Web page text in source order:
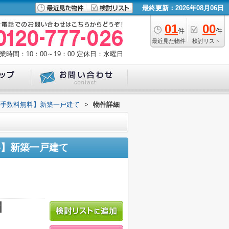
最終更新：2026年08月06日
01件
最近見た物件
00件
検討リスト
時間：10：00～19：00 定休日：水曜日
数料無料】新築一戸建て > 物件詳細
新築一戸建て